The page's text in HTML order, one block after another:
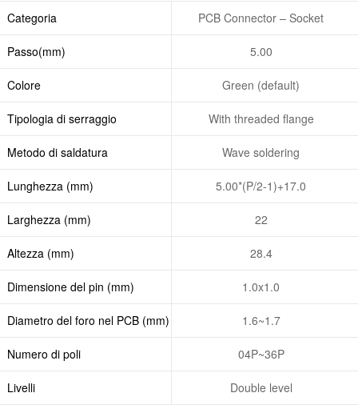
Categoria PCB Connector – Socket
Passo(mm) 5.00
Colore Green (default)
Tipologia di serraggio With threaded flange
Metodo di saldatura Wave soldering
Lunghezza (mm) 5.00*(P/2-1)+17.0
Larghezza (mm) 22
Altezza (mm) 28.4
Dimensione del pin (mm) 1.0x1.0
Diametro del foro nel PCB (mm) 1.6~1.7
Numero di poli 04P~36P
Livelli Double level